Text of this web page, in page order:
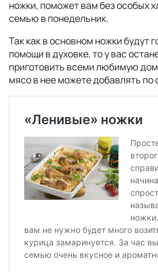
ножки, поможет вам без особых
семью в понедельник.
Так как в основном ножки будут
помощи в духовке, то у вас
приготовить всеми любимую
мясо в нее можете добавлять